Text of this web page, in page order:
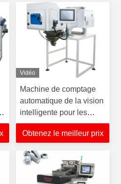
Vidéo
Machine de comptage
automatique de la vision
intelligente pour les
connecteurs
Obtenez le meilleur prix